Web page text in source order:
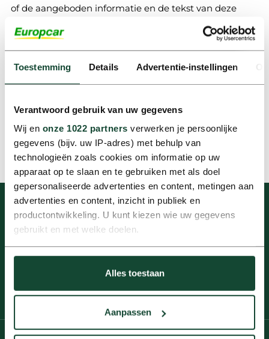
Toestemming Details Advertentie-instellingen
Verantwoord gebruik van uw gegevens
Wij en onze 1022 partners verwerken je persoonlijke
gegevens (bijv. uw IP-adres) met behulp van
technologieën zoals cookies om informatie op uw
apparaat op te slaan en te gebruiken met als doel
gepersonaliseerde advertenties en content, metingen aan
advertenties en content, inzicht in publiek en
productontwikkeling. U kunt kiezen wie uw gegevens
gebruikt en met welke doelen.
Als u het toestaat, willen we ook graag:
Informatie verzamelen over uw geografische locatie,
die tot een paar meter nauwkeurig kan zijn
op specifieke eigenschappen (fingerprinting)
Lees meer over hoe uw persoonlijke gegevens worden
Alles toestaan
Aanpassen
of de aangeboden informatie en de tekst van deze
Toepasselijk recht
Op deze website en de disclaimer is uitsluitend het
Nederlands recht van toepassing. Geschillen worden
Nederland.
©europcar.nl
Niet helemaal gevonden wat je zocht?
Wij denken graag mee!
Neem contact met ons op